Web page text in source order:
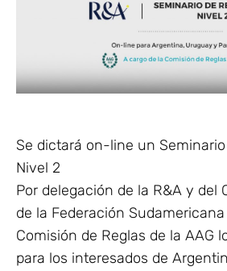
Se dictará on-line un
Nivel 2
Por delegación de la R&A y del
de la Federación Sudamericana
Comisión de Reglas de la AAG
para los interesados de